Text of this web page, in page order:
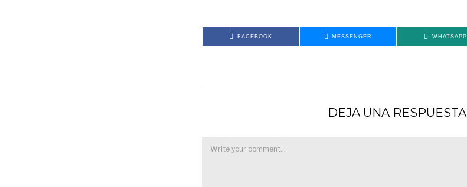
FACEBOOK MESSENGER WHATSAPP
DEJA UNA RESPUESTA